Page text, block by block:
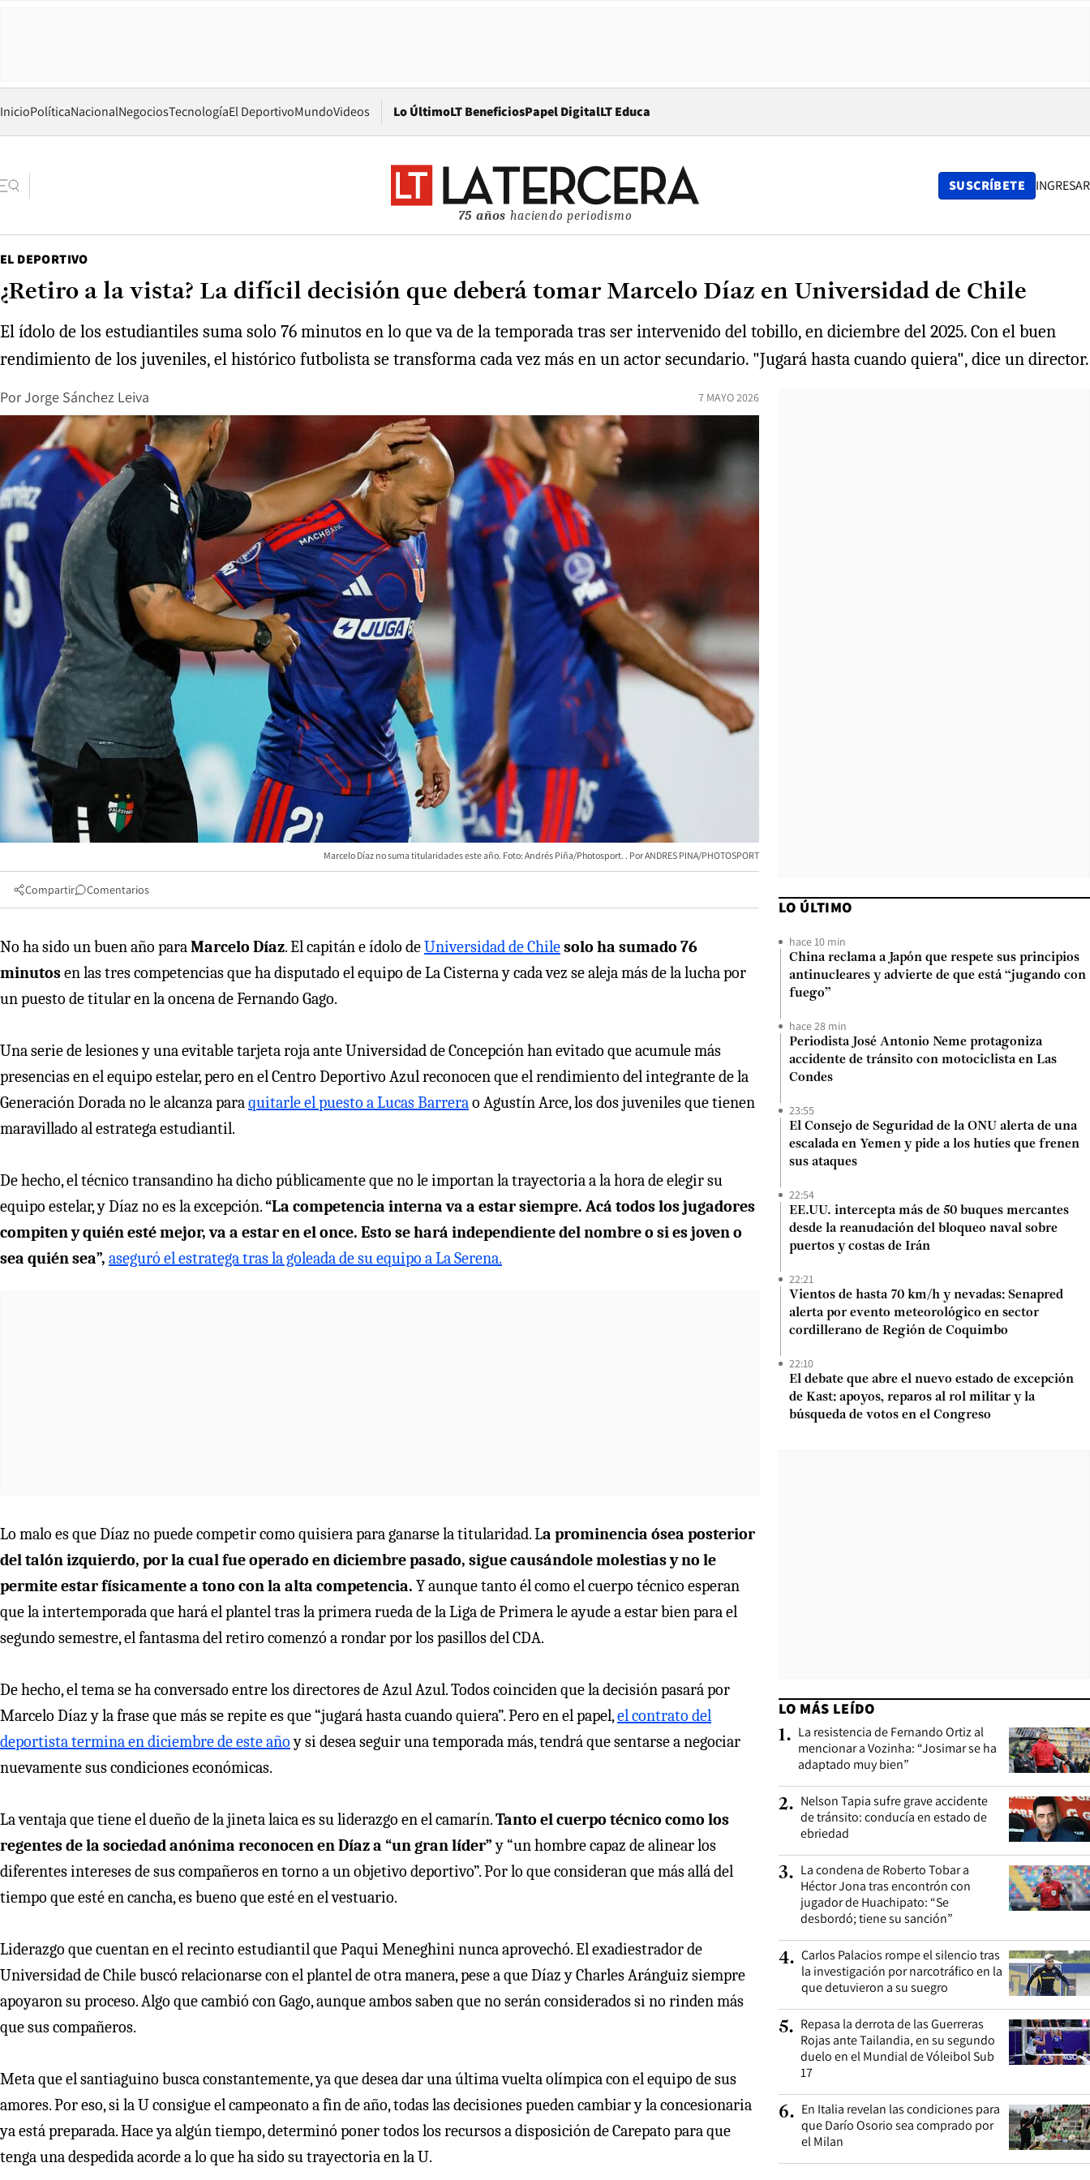
InicioPolíticaNacionalNegociosTecnologíaEl DeportivoMundoVideos Lo ÚltimoLT BeneficiosPapel DigitalOpens in new window
LT Educa
75 años haciendo periodismo
SUSCRÍBETE INGRESAR
EL DEPORTIVO
¿Retiro a la vista? La difícil decisión que deberá tomar Marcelo Díaz en Universidad de Chile
El ídolo de los estudiantiles suma solo 76 minutos en lo que va de la temporada tras ser intervenido del tobillo, en diciembre del 2025. Con el buen
rendimiento de los juveniles, el histórico futbolista se transforma cada vez más en un actor secundario. "Jugará hasta cuando quiera", dice un director.
PorJorge Sánchez Leiva 7 MAYO 2026
Marcelo Díaz no suma titularidades este año. Foto: Andrés Piña/Photosport. ANDRES PINA/PHOTOSPORT
Compartir Comentarios
No ha sido un buen año paraMarcelo Díaz. El capitán e ídolo deUniversidad de Chilesolo ha sumado 76
minutosen las tres competencias que ha disputado el equipo de La Cisterna y cada vez se aleja más de la lucha por
un puesto de titular en la oncena de Fernando Gago.
Una serie de lesiones y una evitable tarjeta roja ante Universidad de Concepción han evitado que acumule más
presencias en el equipo estelar, pero en el Centro Deportivo Azul reconocen que el rendimiento del integrante de la
Generación Dorada no le alcanza paraquitarle el puesto a Lucas Barrerao Agustín Arce, los dos juveniles que tienen
maravillado al estratega estudiantil.
De hecho, el técnico transandino ha dicho públicamente que no le importan la trayectoria a la hora de elegir su
equipo estelar, y Díaz no es la excepción.“La competencia interna va a estar siempre. Acá todos los jugadores
compiten y quién esté mejor, va a estar en el once. Esto se hará independiente del nombre o si es joven o
sea quién sea”, aseguró el estratega tras la goleada de su equipo a La Serena.
Lo malo es que Díaz no puede competir como quisiera para ganarse la titularidad. La prominencia ósea posterior
del talón izquierdo, por la cual fue operado en diciembre pasado, sigue causándole molestias y no le
permite estar físicamente a tono con la alta competencia. Y aunque tanto él como el cuerpo técnico esperan
que la intertemporada que hará el plantel tras la primera rueda de la Liga de Primera le ayude a estar bien para el
segundo semestre, el fantasma del retiro comenzó a rondar por los pasillos del CDA.
De hecho, el tema se ha conversado entre los directores de Azul Azul. Todos coinciden que la decisión pasará por
Marcelo Díaz y la frase que más se repite es que “jugará hasta cuando quiera”. Pero en el papel,el contrato del
deportista termina en diciembre de este añoy si desea seguir una temporada más, tendrá que sentarse a negociar
nuevamente sus condiciones económicas.
La ventaja que tiene el dueño de la jineta laica es su liderazgo en el camarín.Tanto el cuerpo técnico como los
regentes de la sociedad anónima reconocen en Díaz a “un gran líder”y “un hombre capaz de alinear los
diferentes intereses de sus compañeros en torno a un objetivo deportivo”. Por lo que consideran que más allá del
tiempo que esté en cancha, es bueno que esté en el vestuario.
Liderazgo que cuentan en el recinto estudiantil que Paqui Meneghini nunca aprovechó. El exadiestrador de
Universidad de Chile buscó relacionarse con el plantel de otra manera, pese a que Díaz y Charles Aránguiz siempre
apoyaron su proceso. Algo que cambió con Gago, aunque ambos saben que no serán considerados si no rinden más
que sus compañeros.
Meta que el santiaguino busca constantemente, ya que desea dar una última vuelta olímpica con el equipo de sus
amores. Por eso, si la U consigue el campeonato a fin de año, todas las decisiones pueden cambiar y la concesionaria
ya está preparada. Hace ya algún tiempo, determinó poner todos los recursos a disposición de Carepato para que
tenga una despedida acorde a lo que ha sido su trayectoria en la U.
LO ÚLTIMO
hace 10 min
China reclama a Japón que respete sus principios
antinucleares y advierte de que está “jugando con
fuego”
hace 28 min
Periodista José Antonio Neme protagoniza
accidente de tránsito con motociclista en Las
Condes
23:55
El Consejo de Seguridad de la ONU alerta de una
escalada en Yemen y pide a los hutíes que frenen
sus ataques
22:54
EE.UU. intercepta más de 50 buques mercantes
desde la reanudación del bloqueo naval sobre
puertos y costas de Irán
22:21
Vientos de hasta 70 km/h y nevadas: Senapred
alerta por evento meteorológico en sector
cordillerano de Región de Coquimbo
22:10
El debate que abre el nuevo estado de excepción
de Kast: apoyos, reparos al rol militar y la
búsqueda de votos en el Congreso
LO MÁS LEÍDO
1. La resistencia de Fernando Ortiz al
mencionar a Vozinha: “Josimar se ha
adaptado muy bien”
2. Nelson Tapia sufre grave accidente
de tránsito: conducía en estado de
ebriedad
3. La condena de Roberto Tobar a
Héctor Jona tras encontrón con
jugador de Huachipato: “Se
desbordó; tiene su sanción”
4. Carlos Palacios rompe el silencio tras
la investigación por narcotráfico en la
que detuvieron a su suegro
5. Repasa la derrota de las Guerreras
Rojas ante Tailandia, en su segundo
duelo en el Mundial de Vóleibol Sub
17
6. En Italia revelan las condiciones para
que Darío Osorio sea comprado por
el Milan